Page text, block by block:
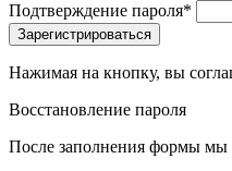
Подтверждение пароля*
Зарегистрироваться
Нажимая на кнопку, вы
Восстановление пароля
После заполнения формы мы